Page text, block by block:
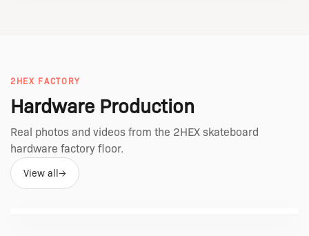
2HEX FACTORY
Hardware Production
Real photos and videos from the 2HEX skateboard
hardware factory floor.
View all→